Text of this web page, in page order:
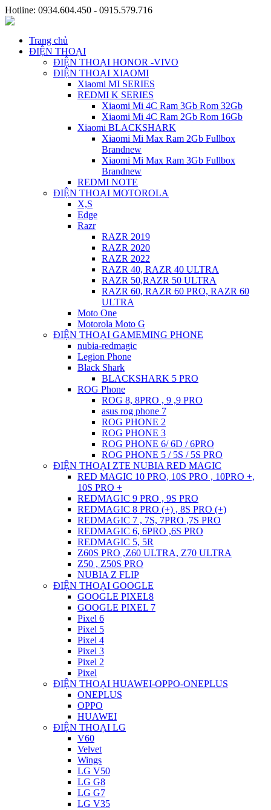
Hotline: 0934.604.450 - 0915.579.716
Trang chủ
ĐIỆN THOẠI
ĐIỆN THOẠI HONOR -VIVO
ĐIỆN THOẠI XIAOMI
Xiaomi MI SERIES
REDMI K SERIES
Xiaomi Mi 4C Ram 3Gb Rom 32Gb
Xiaomi Mi 4C Ram 2Gb Rom 16Gb
Xiaomi BLACKSHARK
Xiaomi Mi Max Ram 2Gb Fullbox
Brandnew
Xiaomi Mi Max Ram 3Gb Fullbox
Brandnew
REDMI NOTE
ĐIỆN THOẠI MOTOROLA
X,S
Edge
Razr
RAZR 2019
RAZR 2020
RAZR 2022
RAZR 40, RAZR 40 ULTRA
RAZR 50,RAZR 50 ULTRA
RAZR 60, RAZR 60 PRO, RAZR 60
ULTRA
Moto One
Motorola Moto G
ĐIỆN THOẠI GAMEMING PHONE
nubia-redmagic
Legion Phone
Black Shark
BLACKSHARK 5 PRO
ROG Phone
ROG 8, 8PRO , 9 ,9 PRO
asus rog phone 7
ROG PHONE 2
ROG PHONE 3
ROG PHONE 6/ 6D / 6PRO
ROG PHONE 5 / 5S / 5S PRO
ĐIỆN THOẠI ZTE NUBIA RED MAGIC
RED MAGIC 10 PRO, 10S PRO , 10PRO +,
10S PRO +
REDMAGIC 9 PRO , 9S PRO
REDMAGIC 8 PRO (+) , 8S PRO (+)
REDMAGIC 7 , 7S, 7PRO ,7S PRO
REDMAGIC 6, 6PRO ,6S PRO
REDMAGIC 5, 5R
Z60S PRO ,Z60 ULTRA, Z70 ULTRA
Z50 , Z50S PRO
NUBIA Z FLIP
ĐIỆN THOẠI GOOGLE
GOOGLE PIXEL8
GOOGLE PIXEL 7
Pixel 6
Pixel 5
Pixel 4
Pixel 3
Pixel 2
Pixel
ĐIỆN THOẠI HUAWEI-OPPO-ONEPLUS
ONEPLUS
OPPO
HUAWEI
ĐIỆN THOẠI LG
V60
Velvet
Wings
LG V50
LG G8
LG G7
LG V35